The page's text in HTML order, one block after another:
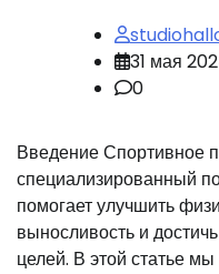
31 мая
0
Введение Спортивное
специализированный
помогает улучшить
выносливость и
целей. В этой статье